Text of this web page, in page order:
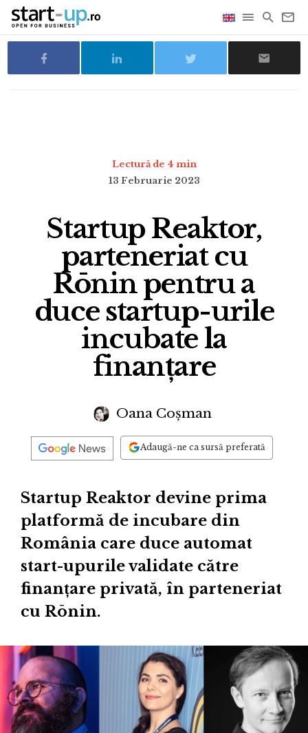
Lectură de 4 min
13 Februarie 2023
Startup Reaktor,
parteneriat cu
Rōnin pentru a
duce startup-urile
incubate la
finanțare
Oana Coșman
Adaugă-ne ca sursă preferată
Startup Reaktor devine prima
platformă de incubare din
România care duce automat
start-upurile validate către
finanțare privată, în parteneriat
cu Rōnin.